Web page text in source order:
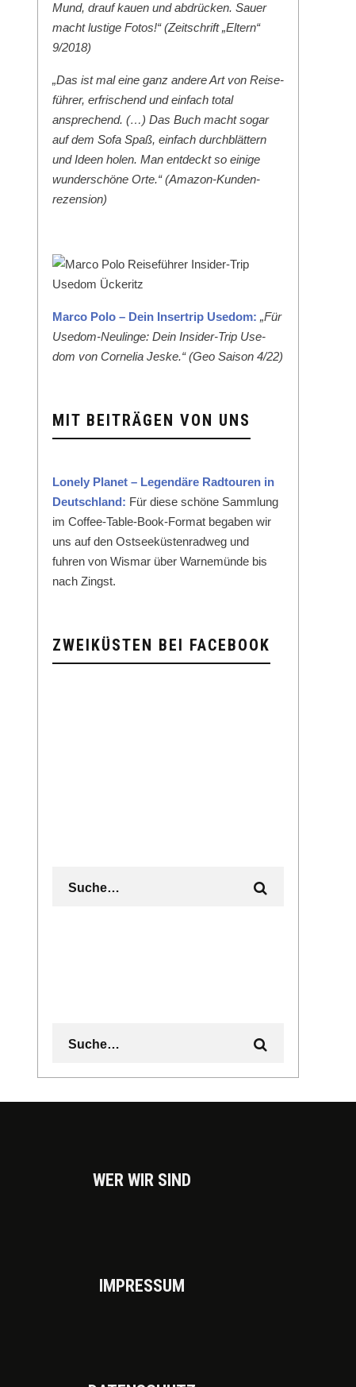
Mund, drauf kauen und abdrück­en. Sauer
macht lustige Fotos!“ (Zeitschrift „Eltern“
9/2018)
„Das ist mal eine ganz andere Art von Reise­
führer, erfrischend und ein­fach total
ansprechend. (…) Das Buch macht sog­ar
auf dem Sofa Spaß, ein­fach durch­blät­tern
und Ideen holen. Man ent­deckt so einige
wun­der­schöne Orte.“ (Ama­zon-Kun­den­
rezen­sion)
Mar­co Polo – Dein Inser­trip Use­dom: „Für
Use­dom-Neulinge: Dein Insid­er-Trip Use­
dom von Cor­nelia Jeske.“ (Geo Sai­son 4/22)
MIT BEITRÄGEN VON UNS
Lone­ly Plan­et – Leg­endäre Rad­touren in
Deutsch­land: Für diese schöne Samm­lung
im Cof­fee-Table-Book-For­mat begaben wir
uns auf den Ost­seeküsten­rad­weg und
fuhren von Wis­mar über Warnemünde bis
nach Zingst.
ZWEIKÜSTEN BEI FACEBOOK
WER WIR SIND
IMPRES­SUM